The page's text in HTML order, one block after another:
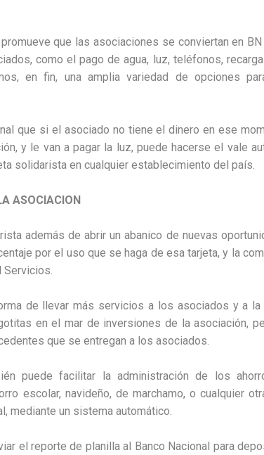
que las asociaciones se conviertan en
como el pago de agua, luz, teléfonos,
en fin, una amplia variedad de opciones
que si el asociado no tiene el dinero en ese
y le van a pagar la luz, puede hacerse el vale
solidarista en cualquier establecimiento del país.
ASOCIACION
además de abrir un abanico de nuevas
por el uso que se haga de esa tarjeta, y la
Servicios.
de llevar más servicios a los asociados y a
en el mar de inversiones de la asociación,
que se entregan a los asociados.
puede facilitar la administración de los
escolar, navideño, de marchamo, o cualquier
mediante un sistema automático.
el reporte de planilla al Banco Nacional para